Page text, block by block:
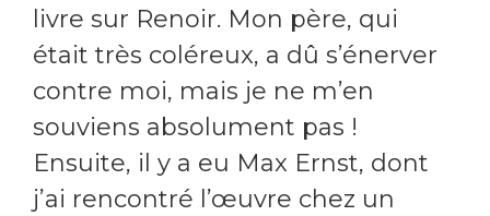
livre sur Renoir. Mon père, qui
était très coléreux, a dû s’énerver
contre moi, mais je ne m’en
souviens absolument pas !
Ensuite, il y a eu Max Ernst, dont
j’ai rencontré l’œuvre chez un